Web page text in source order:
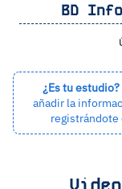
BD Info
¿Es tu estudio?
añadir la
registrándote